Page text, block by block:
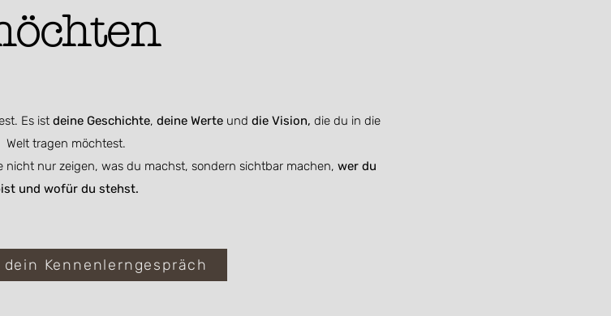
Es ist deine Geschichte, deine Werte und die Vision, die du in die
Welt tragen möchtest.
nicht nur zeigen, was du machst, sondern sichtbar machen, wer du
und wofür du stehst.
Kennenlerngespräch